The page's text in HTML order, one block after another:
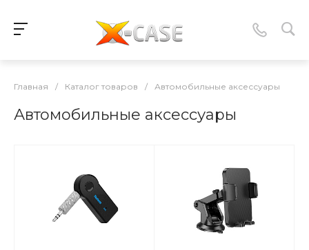
Главная / Каталог товаров / Автомобильные аксессуары
Автомобильные аксессуары